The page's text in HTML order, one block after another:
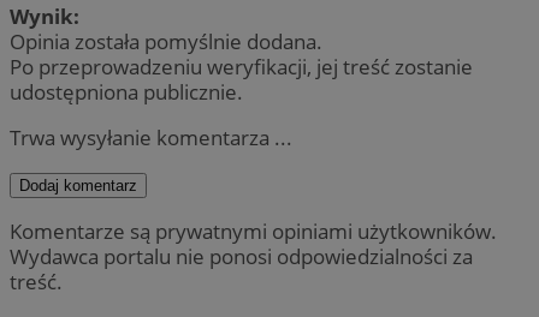
Wynik:
Opinia została pomyślnie dodana.
Po przeprowadzeniu weryfikacji, jej treść zostanie
udostępniona publicznie.
Trwa wysyłanie komentarza ...
Dodaj komentarz
Komentarze są prywatnymi opiniami użytkowników.
Wydawca portalu nie ponosi odpowiedzialności za
treść.